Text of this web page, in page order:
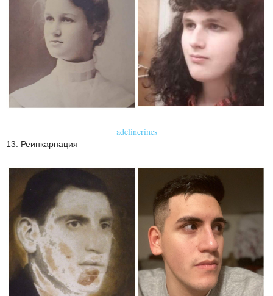
adelinerines
13. Реинкарнация